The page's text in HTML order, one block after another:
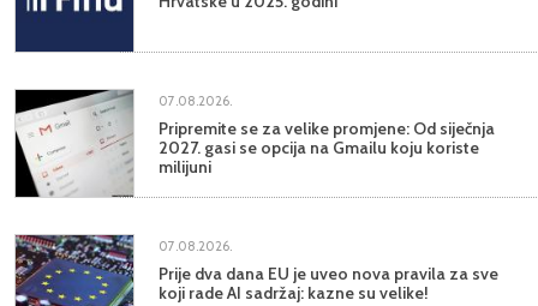
07.08.2026.
Pripremite se za velike promjene: Od siječnja
2027. gasi se opcija na Gmailu koju koriste
milijuni
07.08.2026.
Prije dva dana EU je uveo nova pravila za sve
koji rade AI sadržaj: kazne su velike!